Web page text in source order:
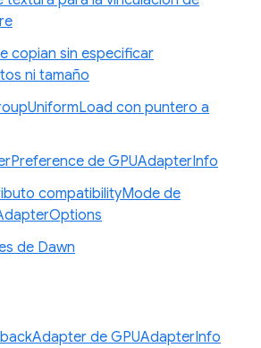
copian sin especificar
ni tamaño
con puntero a
de GPUAdapterInfo
compatibilityMode de
de Dawn
de GPUAdapterInfo